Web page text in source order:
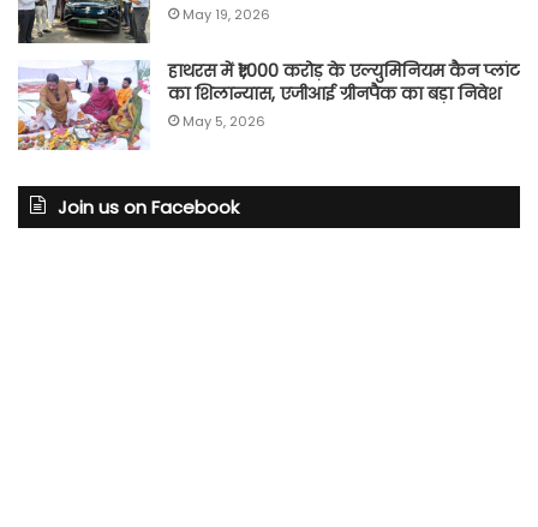
May 19, 2026
हाथरस में ₹1,000 करोड़ के एल्युमिनियम कैन प्लांट
का शिलान्यास, एजीआई ग्रीनपैक का बड़ा निवेश
May 5, 2026
Join us on Facebook